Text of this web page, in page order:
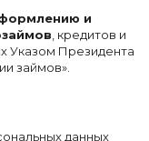
и
, кредитов и
Указом Президента
займов».
данных